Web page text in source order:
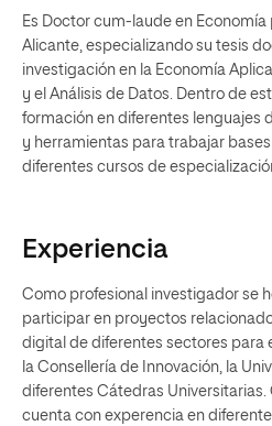
Es Doctor cum-laude en
Alicante, especializando su tesis
investigación en la Economía
y el Análisis de Datos. Dentro de
formación en diferentes lenguajes
y herramientas para trabajar
diferentes cursos de
Experiencia
Como profesional investigador se
participar en proyectos
digital de diferentes sectores para
la Consellería de Innovación, la
diferentes Cátedras
cuenta con experencia en